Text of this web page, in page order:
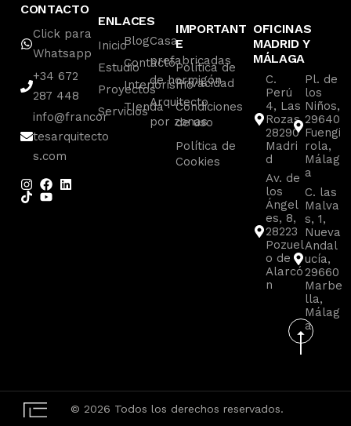
CONTACTO
Click para
Whatsapp
+34 672
287 448
info@francor
tesarquitecto
s.com
ENLACES
Inicio
Estudio
Proyectos
Servicios
Blog
Contacto
Interiorismo
TIenda
Casa
prefabricadas
de hormigón
Arquitecto
por zonas
IMPORTANT
E
Política de
Privacidad
Condiciones
de uso
Política de
Cookies
OFICINAS
MADRID Y
MÁLAGA
C.
Perú
4, Las
Rozas
28290
Madri
d
Av. de
los
Ángel
es, 8,
28223
Pozuel
o de
Alarcó
n
Pl. de
los
Niños,
29640
Fuengi
rola,
Málag
a
C. las
Malva
s, 1,
Nueva
Andal
ucía,
29660
Marbe
lla,
Málag
a
© 2026 Todos los derechos reservados.